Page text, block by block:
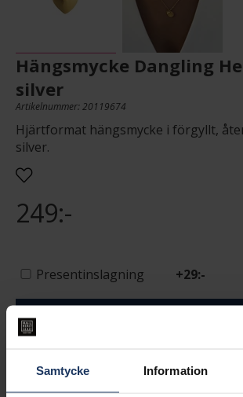
Samtycke Information
Hängsmycke Dangling
silver
Artikelnummer: 20119674
Hjärtformat hängsmycke i förgyllt,
silver.
249:-
Presentinslagning +29:-
LÄGG I
Leveranstid 2-5 arbetsdagar.
Öppet köp i 30 dagar vid onlineköp.